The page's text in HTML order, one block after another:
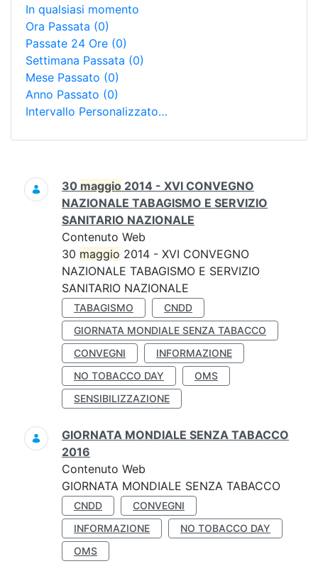
In qualsiasi momento
Ora Passata (0)
Passate 24 Ore (0)
Settimana Passata (0)
Mese Passato (0)
Anno Passato (0)
Intervallo Personalizzato…
Ricerca
30 maggio 2014 - XVI CONVEGNO
NAZIONALE TABAGISMO E SERVIZIO
SANITARIO NAZIONALE
Contenuto Web
30 maggio 2014 - XVI CONVEGNO
NAZIONALE TABAGISMO E SERVIZIO
SANITARIO NAZIONALE
TABAGISMO
CNDD
GIORNATA MONDIALE SENZA TABACCO
CONVEGNI
INFORMAZIONE
NO TOBACCO DAY
OMS
SENSIBILIZZAZIONE
GIORNATA MONDIALE SENZA TABACCO
2016
Contenuto Web
GIORNATA MONDIALE SENZA TABACCO
CNDD
CONVEGNI
INFORMAZIONE
NO TOBACCO DAY
OMS